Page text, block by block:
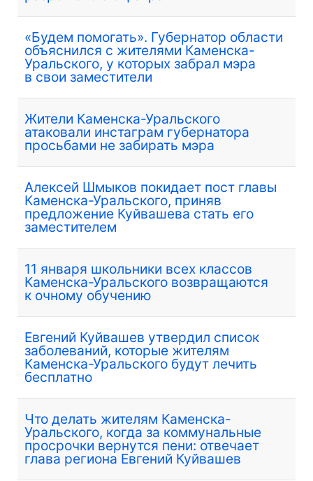
«Будем помогать». Губернатор области
объяснился с жителями Каменска-
Уральского, у которых забрал мэра
в свои заместители
Жители Каменска-Уральского
атаковали инстаграм губернатора
просьбами не забирать мэра
Алексей Шмыков покидает пост главы
Каменска-Уральского, приняв
предложение Куйвашева стать его
заместителем
11 января школьники всех классов
Каменска-Уральского возвращаются
к очному обучению
Евгений Куйвашев утвердил список
заболеваний, которые жителям
Каменска-Уральского будут лечить
бесплатно
Что делать жителям Каменска-
Уральского, когда за коммунальные
просрочки вернутся пени: отвечает
глава региона Евгений Куйвашев